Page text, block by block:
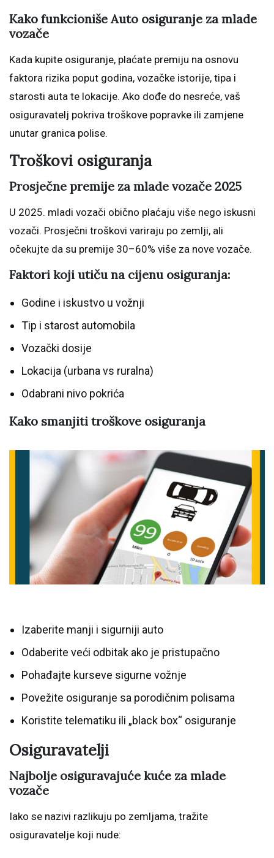
Kako funkcioniše Auto osiguranje za mlade
vozače
Kada kupite osiguranje, plaćate premiju na osnovu
faktora rizika poput godina, vozačke istorije, tipa i
starosti auta te lokacije. Ako dođe do nesreće, vaš
osiguravatelj pokriva troškove popravke ili zamjene
unutar granica polise.
Troškovi osiguranja
Prosječne premije za mlade vozače 2025
U 2025. mladi vozači obično plaćaju više nego iskusni
vozači. Prosječni troškovi variraju po zemlji, ali
očekujte da su premije 30–60% više za nove vozače.
Faktori koji utiču na cijenu osiguranja:
Godine i iskustvo u vožnji
Tip i starost automobila
Vozački dosije
Lokacija (urbana vs ruralna)
Odabrani nivo pokrića
Kako smanjiti troškove osiguranja
Izaberite manji i sigurniji auto
Odaberite veći odbitak ako je pristupačno
Pohađajte kurseve sigurne vožnje
Povežite osiguranje sa porodičnim polisama
Koristite telematiku ili „black box“ osiguranje
Osiguravatelji
Najbolje osiguravajuće kuće za mlade
vozače
Iako se nazivi razlikuju po zemljama, tražite
osiguravatelje koji nude: